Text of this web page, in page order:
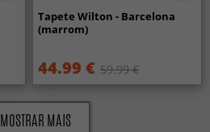
Tapete Wilton - Barcelona
(marrom)
44.99 € 59.99 €
MOSTRAR MAIS